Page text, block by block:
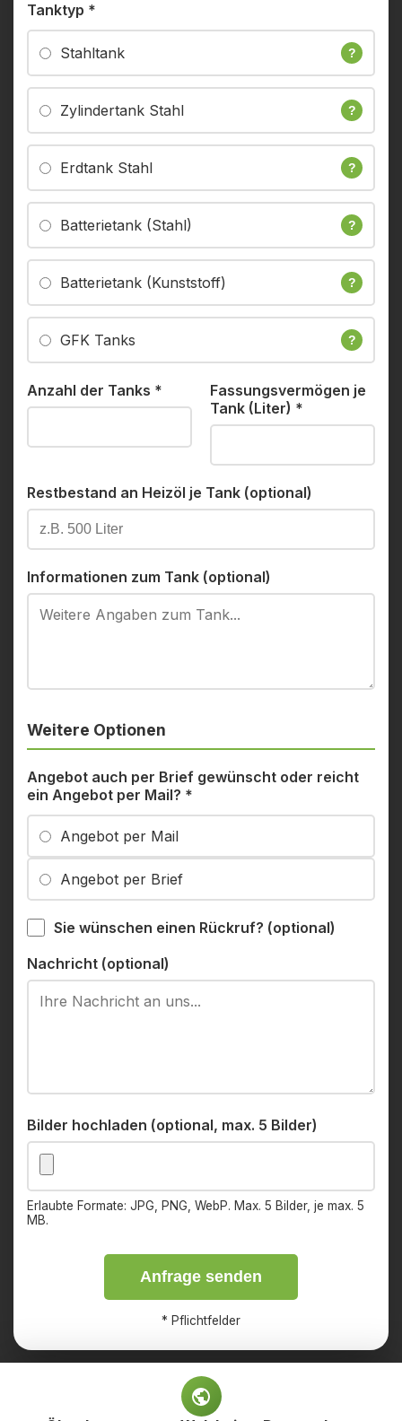
Tanktyp *
Stahltank ?
Zylindertank Stahl ?
Erdtank Stahl ?
Batterietank (Stahl) ?
Batterietank (Kunststoff) ?
GFK Tanks ?
Anzahl der Tanks *
Fassungsvermögen je
Tank (Liter) *
Restbestand an Heizöl je Tank (optional)
Informationen zum Tank (optional)
Weitere Optionen
Angebot auch per Brief gewünscht oder reicht
ein Angebot per Mail? *
Angebot per Mail
Angebot per Brief
Sie wünschen einen Rückruf? (optional)
Nachricht (optional)
Bilder hochladen (optional, max. 5 Bilder)
Erlaubte Formate: JPG, PNG, WebP. Max. 5 Bilder, je max. 5
MB.
Anfrage senden
* Pflichtfelder